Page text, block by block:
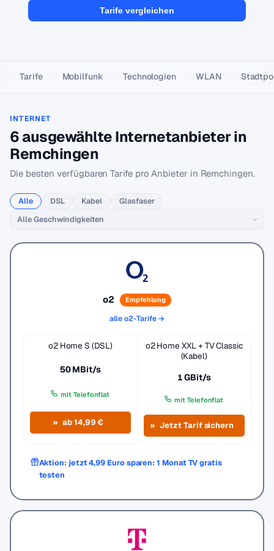
Tarife vergleichen
Tarife Mobilfunk Technologien WLAN
INTERNET
6 ausgewählte Internetanbieter in
Remchingen
Die besten verfügbaren Tarife pro Anbieter in Remchingen.
Alle DSL Kabel Glasfaser
o2 Empfehlung
alle o2-Tarife →
o2 Home S (DSL)
50 MBit/s
mit Telefonflat
ab 14,99 €
o2 Home XXL + TV Classic
(Kabel)
1 GBit/s
mit Telefonflat
Jetzt Tarif sichern
Aktion: jetzt 4,99 Euro sparen: 1 Monat TV gratis
testen